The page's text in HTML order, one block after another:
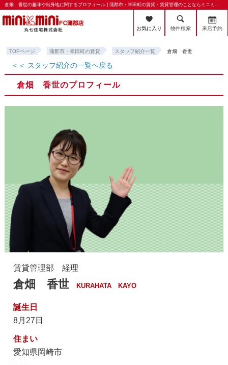
倉畑 香世の趣味や出身地に関するプロフィール | 蒲郡市・幸田町の賃貸・賃貸管理のことならミニミニFC蒲郡店 丸七住宅株式会社
お気に入り 物件検索 来店予約
TOPページ 蒲郡市・幸田町の賃貸 スタッフ紹介一覧 倉畑 香世
＜＜ スタッフ紹介の一覧へ戻る
倉畑 香世のプロフィール
賃貸管理部 経理
倉畑 香世 KURAHATA KAYO
誕生日
8月27日
住まい
愛知県岡崎市